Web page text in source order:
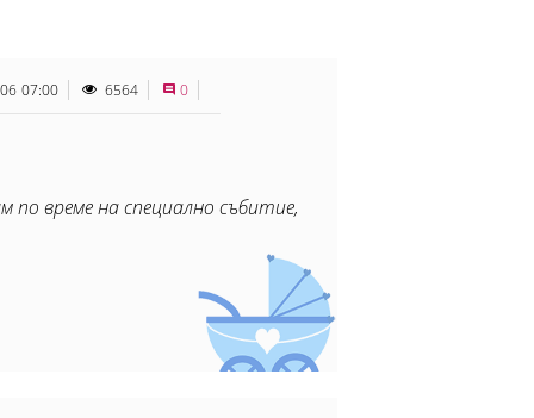
07:00 6564 0
време на специално събитие,